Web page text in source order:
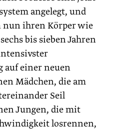
angelegt, und
nun ihren Körper wie
bis sieben Jahren
auf einer neuen
Mädchen, die am
Seil
Jungen, die mit
losrennen,